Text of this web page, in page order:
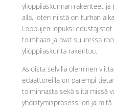
ylioppilaskunnan rakenteet ja
alla, joten niistä on turhan
Loppujen lopuksi
toimitaan ja ovat suuressa
ylioppilaskunta rakentuu.
Asioista selvillä oleminen
edaattoreilla on parempi
toiminnasta sekä siitä missä
yhdistymisprosessi on ja